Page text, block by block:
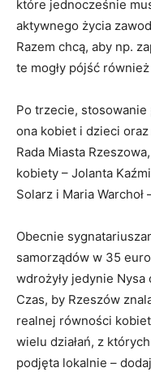
które jednocześnie
aktywnego życia
Razem chcą, aby np.
te mogły pójść
Po trzecie,
ona kobiet i dzieci
Rada Miasta
kobiety – Jolanta
Solarz i Maria Warchoł
Obecnie
samorządów w 35
wdrożyły jedynie
Czas, by Rzeszów
realnej równości
wielu działań, z
podjęta lokalnie –